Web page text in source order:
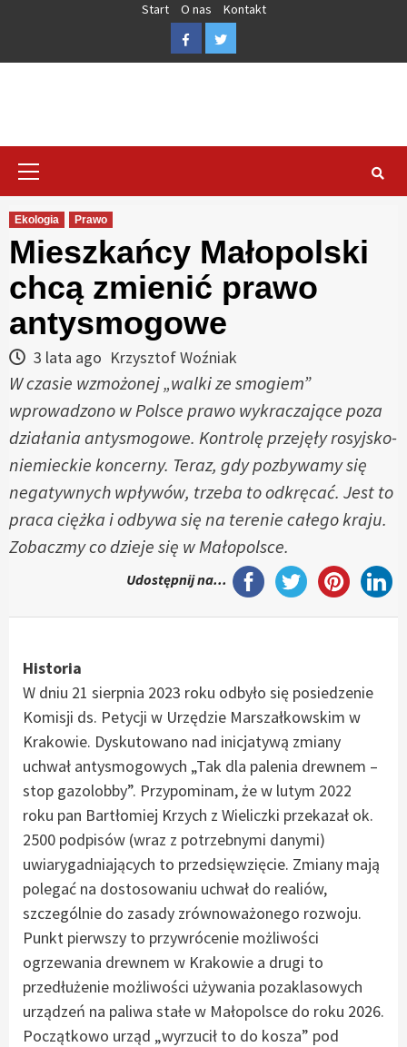
Start O nas
Kontakt
FacebookTwitter
Ekologia Prawo
Mieszkańcy Małopolski
chcą zmienić prawo
antysmogowe
3 lata ago Krzysztof Woźniak
W czasie wzmożonej „walki ze smogiem”
wprowadzono w Polsce prawo wykraczające poza
działania antysmogowe. Kontrolę przejęły rosyjsko-
niemieckie koncerny. Teraz, gdy pozbywamy się
negatywnych wpływów, trzeba to odkręcać. Jest to
praca ciężka i odbywa się na terenie całego kraju.
Zobaczmy co dzieje się w Małopolsce.
Udostępnij na...
Historia
W dniu 21 sierpnia 2023 roku odbyło się posiedzenie
Komisji ds. Petycji w Urzędzie Marszałkowskim w
Krakowie. Dyskutowano nad inicjatywą zmiany
uchwał antysmogowych „Tak dla palenia drewnem –
stop gazolobby”. Przypominam, że w lutym 2022
roku pan Bartłomiej Krzych z Wieliczki przekazał ok.
2500 podpisów (wraz z potrzebnymi danymi)
uwiarygadniających to przedsięwzięcie. Zmiany mają
polegać na dostosowaniu uchwał do realiów,
szczególnie do zasady zrównoważonego rozwoju.
Punkt pierwszy to przywrócenie możliwości
ogrzewania drewnem w Krakowie a drugi to
przedłużenie możliwości używania pozaklasowych
urządzeń na paliwa stałe w Małopolsce do roku 2026.
Początkowo urząd „wyrzucił to do kosza” pod